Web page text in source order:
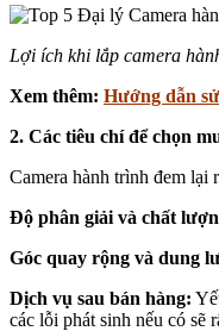
Lợi ích khi lắp camera
Xem thêm: Hướng dẫn
2. Các tiêu chí để chọn
Camera hành trình đem lại
Độ phân giải và chất
Góc quay rộng và dung
Dịch vụ sau bán hàng:
các lỗi phát sinh nếu có sẽ